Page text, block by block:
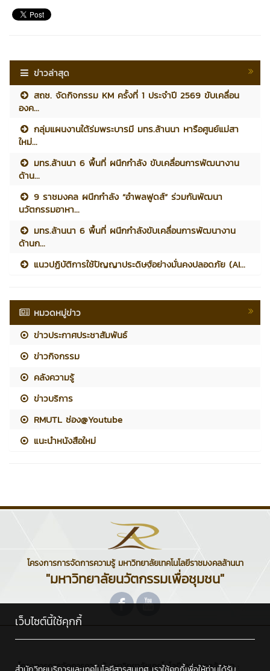
ข่าวล่าสุด
สถช. จัดกิจกรรม KM ครั้งที่ 1 ประจำปี 2569 ขับเคลื่อน
องค...
กลุ่มแผนงานใต้ร่มพระบารมี มทร.ล้านนา หารือศูนย์แม่สา
ใหม่...
มทร.ล้านนา 6 พื้นที่ ผนึกกำลัง ขับเคลื่อนการพัฒนางาน
ด้าน...
9 ราชมงคล ผนึกกำลัง “อำพลฟูดส์” ร่วมกันพัฒนา
นวัตกรรมอาหา...
มทร.ล้านนา 6 พื้นที่ ผนึกกำลังขับเคลื่อนการพัฒนางาน
ด้านก...
แนวปฏิบัติการใช้ปัญญาประดิษฐ์อย่างมั่นคงปลอดภัย (AI...
หมวดหมู่ข่าว
ข่าวประกาศประชาสัมพันธ์
ข่าวกิจกรรม
คลังความรู้
ข่าวบริการ
RMUTL ช่อง@Youtube
แนะนำหนังสือใหม่
โครงการการจัดการความรู้ มหาวิทยาลัยเทคโนโลยีราชมงคลล้านนา
"มหาวิทยาลัยนวัตกรรมเพื่อชุมชน"
โครงการการจัดการความรู้ มหาวิทยาลัยเทคโนโลยีราชมงคลล้านนา :
เว็บไซต์นี้ใช้คุกกี้